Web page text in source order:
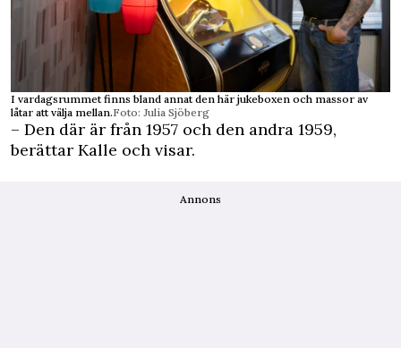
I vardagsrummet finns bland annat den här jukeboxen och massor av
låtar att välja mellan.Foto: Julia Sjöberg
– Den där är från 1957 och den andra 1959,
berättar Kalle och visar.
Annons